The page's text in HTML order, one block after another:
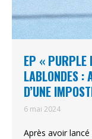
EP « PURPLE
LABLONDES :
D’UNE
6 mai 2024
Après avoir